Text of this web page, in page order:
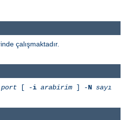
çalışmaktadır.
port [ -i arabirim ] -N sayı